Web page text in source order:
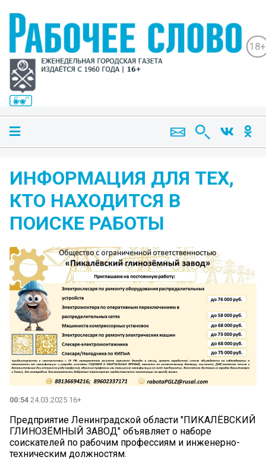
18+
ИНФОРМАЦИЯ ДЛЯ ТЕХ,
КТО НАХОДИТСЯ В
ПОИСКЕ РАБОТЫ
00:54 24.03.2025 16+
Предприятие Ленинградской области "ПИКАЛЁВСКИЙ
ГЛИНОЗЁМНЫЙ ЗАВОД" объявляет о наборе
соискателей по рабочим профессиям и инженерно-
техническим должностям.